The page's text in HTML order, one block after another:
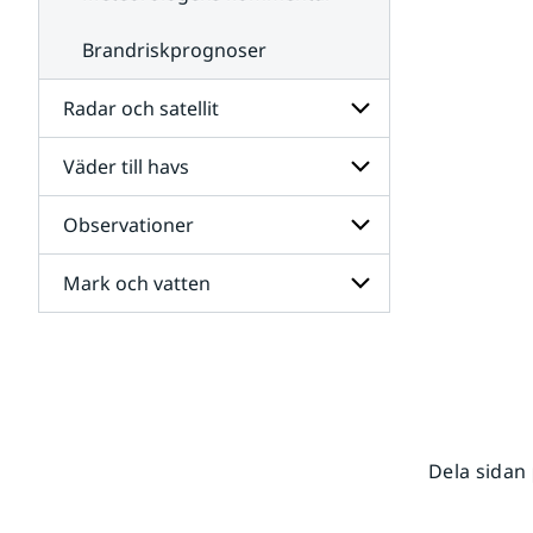
Brandriskprognoser
Radar och satellit
Undersidor
för
Radar
och
satellit
Väder till havs
Undersidor
för
Väder
till
havs
Observationer
Undersidor
för
Mark och vatten
Dela sidan